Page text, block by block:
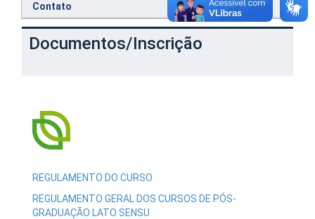
Contato
Documentos/Inscrição
REGULAMENTO DO CURSO
REGULAMENTO GERAL DOS CURSOS DE PÓS-
GRADUAÇÃO LATO SENSU